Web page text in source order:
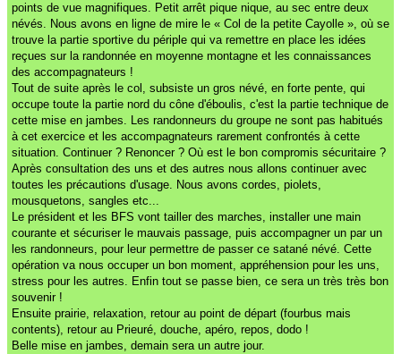
points de vue magnifiques. Petit arrêt pique nique, au sec entre deux
névés. Nous avons en ligne de mire le « Col de la petite Cayolle », où se
trouve la partie sportive du périple qui va remettre en place les idées
reçues sur la randonnée en moyenne montagne et les connaissances
des accompagnateurs !
Tout de suite après le col, subsiste un gros névé, en forte pente, qui
occupe toute la partie nord du cône d'éboulis, c'est la partie technique de
cette mise en jambes. Les randonneurs du groupe ne sont pas habitués
à cet exercice et les accompagnateurs rarement confrontés à cette
situation. Continuer ? Renoncer ? Où est le bon compromis sécuritaire ?
Après consultation des uns et des autres nous allons continuer avec
toutes les précautions d'usage. Nous avons cordes, piolets,
mousquetons, sangles etc...
Le président et les BFS vont tailler des marches, installer une main
courante et sécuriser le mauvais passage, puis accompagner un par un
les randonneurs, pour leur permettre de passer ce satané névé. Cette
opération va nous occuper un bon moment, appréhension pour les uns,
stress pour les autres. Enfin tout se passe bien, ce sera un très très bon
souvenir !
Ensuite prairie, relaxation, retour au point de départ (fourbus mais
contents), retour au Prieuré, douche, apéro, repos, dodo !
Belle mise en jambes, demain sera un autre jour.